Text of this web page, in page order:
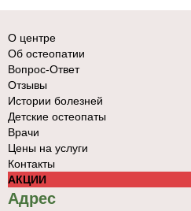
О центре
Об остеопатии
Вопрос-Ответ
Отзывы
Истории болезней
Детские остеопаты
Врачи
Цены на услуги
Контакты
АКЦИИ
Адрес